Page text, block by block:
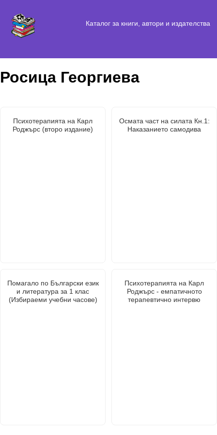
Каталог за книги, автори и издателства
Росица Георгиева
Психотерапията на Карл
Роджърс (второ издание)
Осмата част на силата Кн.1:
Наказанието самодива
Помагало по Български език
и литература за 1 клас
(Избираеми учебни часове)
Психотерапията на Карл
Роджърс - емпатичното
терапевтично интервю